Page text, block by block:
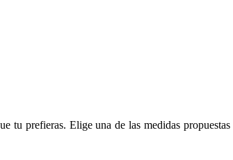
tu prefieras. Elige una de las medidas